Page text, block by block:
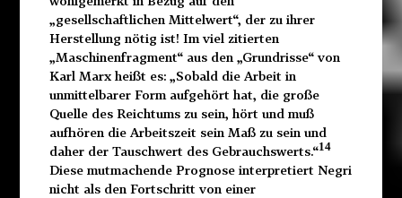
„gesellschaftlichen Mittelwert“, der zu ihrer
Herstellung nötig ist! Im viel zitierten
„Maschinenfragment“ aus den „Grundrisse“ von
Karl Marx heißt es: „Sobald die Arbeit in
unmittelbarer Form aufgehört hat, die große
Quelle des Reichtums zu sein, hört und muß
aufhören die Arbeitszeit sein Maß zu sein und
daher der Tauschwert des Gebrauchswerts.“14
Diese mutmachende Prognose interpretiert Negri
nicht als den Fortschritt von einer